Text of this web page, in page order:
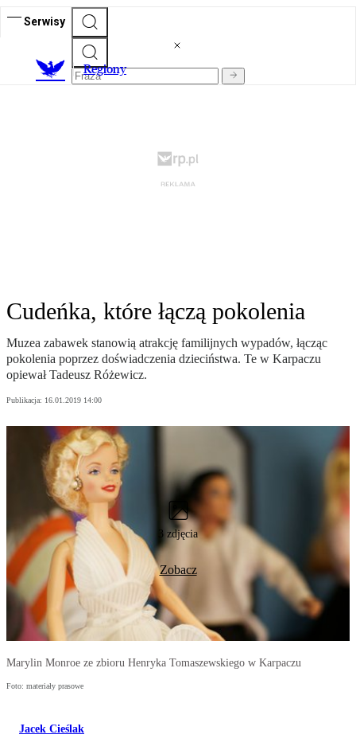
Serwisy
Regiony
Cudeńka, które łączą pokolenia
Muzea zabawek stanowią atrakcję familijnych wypadów, łącząc
pokolenia poprzez doświadczenia dzieciństwa. Te w Karpaczu
opiewał Tadeusz Różewicz.
Publikacja: 16.01.2019 14:00
3 zdjęcia
Zobacz
Marylin Monroe ze zbioru Henryka Tomaszewskiego w Karpaczu
Foto: materiały prasowe
Jacek Cieślak